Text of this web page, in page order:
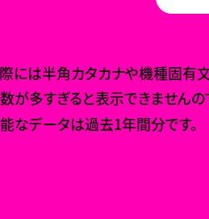
は半角カタカナや機種固有文
が多すぎると表示できませんの
なデータは過去1年間分です。